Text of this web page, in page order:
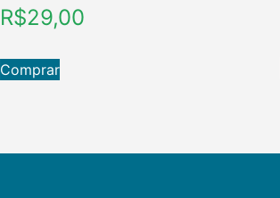
R$29,00
Comprar